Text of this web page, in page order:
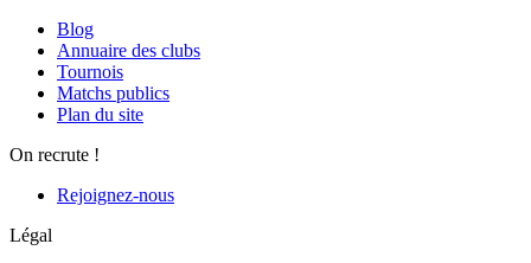
Blog
Annuaire des clubs
Tournois
Matchs publics
Plan du site
On recrute !
Rejoignez-nous
Légal